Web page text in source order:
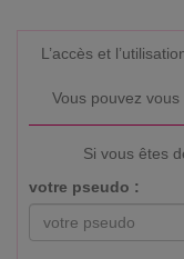
L’accès et
Vous pouvez vous
Si vous êtes
votre pseudo :